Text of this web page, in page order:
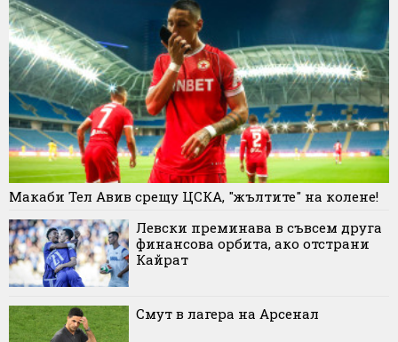
Макаби Тел Авив срещу ЦСКА, "жълтите" на колене!
Левски преминава в съвсем друга
финансова орбита, ако отстрани
Кайрат
Смут в лагера на Арсенал